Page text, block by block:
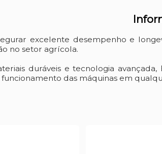
excelente desempenho e
no setor agrícola.
duráveis e tecnologia
das máquinas em